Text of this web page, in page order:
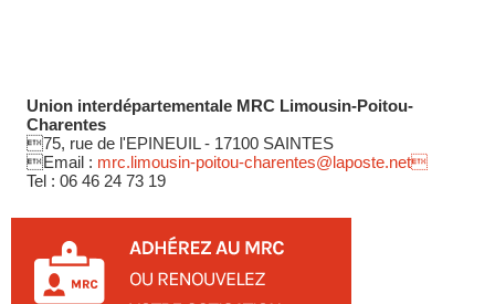
Union interdépartementale MRC Limousin-Poitou-
Charentes
75, rue de l'EPINEUIL - 17100 SAINTES
Email : mrc.limousin-poitou-charentes@laposte.net
Tel : 06 46 24 73 19